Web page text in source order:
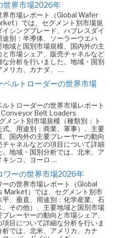
世界市場2026年
界市場レポート（Global Wafer
）では、セグメント別市場規
シングブレード、ハブレスダイ
別：半導体、ソーラーウエハ
域と国別市場規模、国内外の主
市場シェア、販売チャネルなど
分析を行いました。地域・国別
メリカ、カナダ、 …
ベルトローダーの世界市場
トローダーの世界市場レポート
Conveyor Belt Loaders
メント別市場規模（種類別：ト
式、用途別：商業、軍事）、主要
国内外の主要プレーヤーの動向
チャネルなどの項目について詳細
地域・国別分析では、北米、ア
キシコ、ヨーロ …
ワーの世界市場2026年
の世界市場レポート（Global
Market）では、セグメント別市
、垂直、用途別：化学産業、石
その他）、主要地域と国別市場
レーヤーの動向と市場シェア、
目について詳細な分析を行いま
析では、北米、アメリカ、カナ